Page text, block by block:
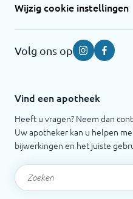
Wijzig cookie instellingen
Volg ons op Instagram
Vind een apotheek
Heeft u vragen? Neem dan
Uw apotheker kan u helpen
bijwerkingen en het juiste